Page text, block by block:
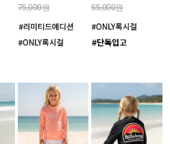
75,000원 65,000원